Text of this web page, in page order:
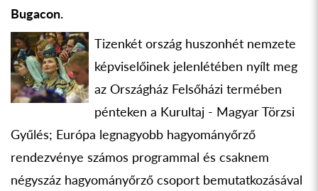
Bugacon.
Tizenkét ország huszonhét nemzete
képviselőinek jelenlétében nyílt meg
az Országház Felsőházi termében
pénteken a Kurultaj - Magyar Törzsi
Gyűlés; Európa legnagyobb hagyományőrző
rendezvénye számos programmal és csaknem
négyszáz hagyományőrző csoport bemutatkozásával